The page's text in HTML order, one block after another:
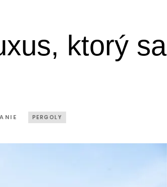
ktorý sa
PERGOLY